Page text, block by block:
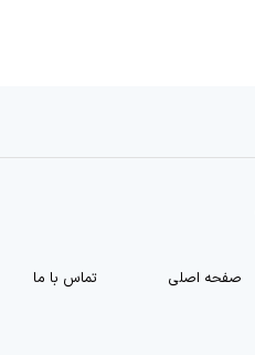
صفحه اصلی
تماس با ما